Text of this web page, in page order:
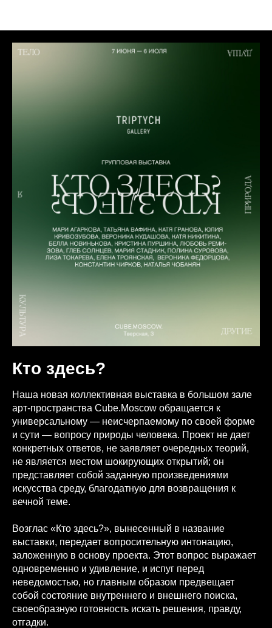
Кто здесь?
Наша новая коллективная выставка в большом зале
арт-пространства Cube.Moscow обращается к
универсальному — неисчерпаемому по своей форме
и сути — вопросу природы человека. Проект не дает
конкретных ответов, не заявляет очередных теорий,
не является местом шокирующих открытий; он
представляет собой заданную произведениями
искусства среду, благодатную для возвращения к
вечной теме.
Возглас «Кто здесь?», вынесенный в название
выставки, передает вопросительную интонацию,
заложенную в основу проекта. Этот вопрос выражает
одновременно и удивление, и испуг перед
неведомостью, но главным образом предвещает
собой состояние внутреннего и внешнего поиска,
своеобразную готовность искать решения, правду,
отгадки.